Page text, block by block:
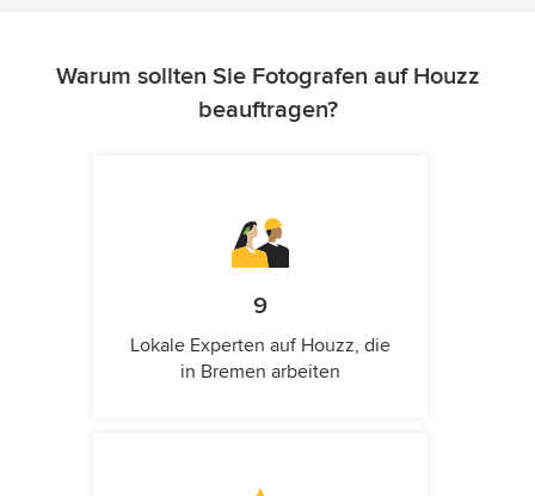
Warum sollten Sie Fotografen auf Houzz
beauftragen?
9
Lokale Experten auf Houzz, die
in Bremen arbeiten